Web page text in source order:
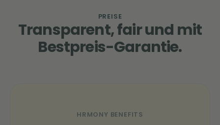
PREISE
Transparent, fair und mit
Bestpreis-Garantie.
HRMONY BENEFITS